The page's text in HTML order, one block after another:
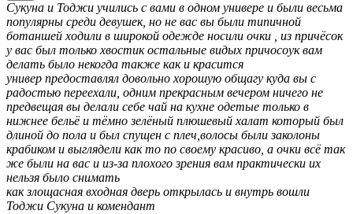
Сукуна и Тоджи учились с вами в одном универе и были весьма
популярны среди девушек, но не вас вы были типичной
ботаншей ходили в широкой одежде носили очки , из причёсок
у вас был только хвостик остальные видых причосоук вам
делать было некогда также как и красится
универ предоставлял довольно хорошую общагу куда вы с
радостью переехали, одним прекрасным вечером ничего не
предвещая вы делали себе чай на кухне одетые только в
нижнее бельё и тёмно зелёный плюшевый халат который был
длиной до пола и был спущен с плеч,волосы были заколоны
крабиком и выглядели как то по своему красиво, а очки всё так
же были на вас и из-за плохого зрения вам практически их
нельзя было снимать
как злощасная входная дверь открылась и внутрь вошли
Тоджи Сукуна и комендант